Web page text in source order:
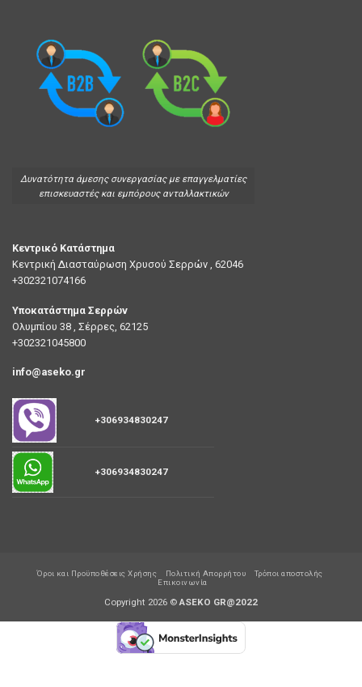
Δυνατότητα άμεσης συνεργασίας με επαγγελματίες
επισκευαστές και εμπόρους ανταλλακτικών
Κεντρικό Κατάστημα
Κεντρική Διασταύρωση Χρυσού Σερρών , 62046
+302321074166
Υποκατάστημα Σερρών
Ολυμπίου 38 , Σέρρες, 62125
+302321045800
info@aseko.gr
+306934830247
+306934830247
Όροι και Προϋποθέσεις Χρήσης Πολιτική Απορρήτου
Τρόποι αποστολής
Επικοινωνία
Copyright 2026 ©ASEKO GR@2022